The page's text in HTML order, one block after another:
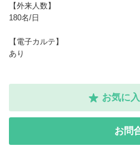
【外来人数】
180名/日
【電子カルテ】
あり
お気に
お問